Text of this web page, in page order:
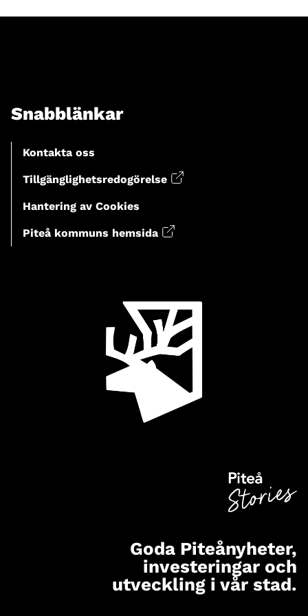
Snabblänkar
Kontakta oss
Tillgänglighetsredogörelse
Hantering av Cookies
Piteå kommuns hemsida
Goda Piteånyheter,
investeringar och
utveckling i vår stad.